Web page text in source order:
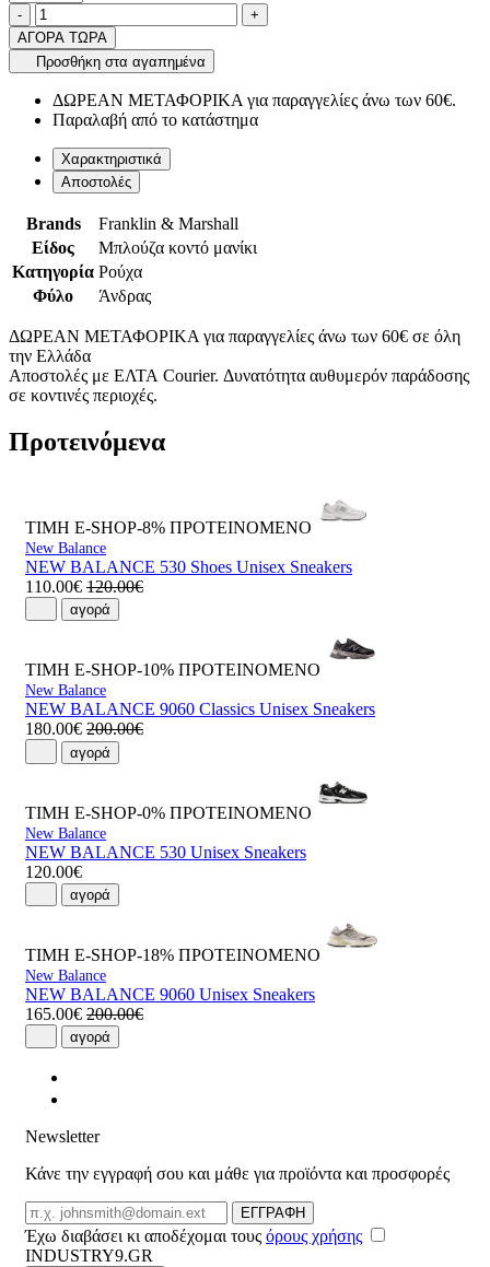
Ποσότητα
-product.increase.quantity +
ΑΓΟΡΑ ΤΩΡΑ
Προσθήκη στα αγαπημένα
ΔΩΡΕΑΝ ΜΕΤΑΦΟΡΙΚΑ για παραγγελίες άνω των 60€.
Παραλαβή από το κατάστημα
Χαρακτηριστικά
Αποστολές
Brands
Franklin & Marshall
Είδος
Μπλούζα κοντό μανίκι
Κατηγορία Ρούχα
Φύλο
Άνδρας
ΔΩΡΕΑΝ ΜΕΤΑΦΟΡΙΚΑ για παραγγελίες άνω των 60€ σε όλη
την Ελλάδα
Αποστολές με ΕΛΤΑ Courier. Δυνατότητα αυθυμερόν παράδοσης
σε κοντινές περιοχές.
Προτεινόμενα
ΤΙΜΗ E-SHOP-8% ΠΡΟΤΕΙΝΟΜΕΝΟ
New Balance
NEW BALANCE 530 Shoes Unisex Sneakers
110.00€ 120.00€
αγορά
ΤΙΜΗ E-SHOP-10% ΠΡΟΤΕΙΝΟΜΕΝΟ
New Balance
NEW BALANCE 9060 Classics Unisex Sneakers
180.00€ 200.00€
αγορά
ΤΙΜΗ E-SHOP-0% ΠΡΟΤΕΙΝΟΜΕΝΟ
New Balance
NEW BALANCE 530 Unisex Sneakers
120.00€
αγορά
ΤΙΜΗ E-SHOP-18% ΠΡΟΤΕΙΝΟΜΕΝΟ
New Balance
NEW BALANCE 9060 Unisex Sneakers
165.00€ 200.00€
αγορά
Newsletter
Κάνε την εγγραφή σου και μάθε για προϊόντα και προσφορές
Email
ΕΓΓΡΑΦΗ
Έχω διαβάσει κι αποδέχομαι τους όρους χρήσης
INDUSTRY9.GR